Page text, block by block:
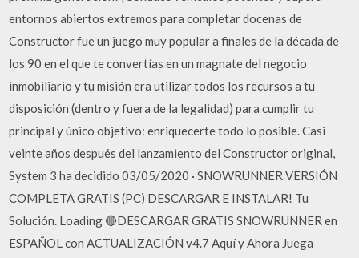
entornos abiertos extremos para completar docenas de
Constructor fue un juego muy popular a finales de la década de
los 90 en el que te convertías en un magnate del negocio
inmobiliario y tu misión era utilizar todos los recursos a tu
disposición (dentro y fuera de la legalidad) para cumplir tu
principal y único objetivo: enriquecerte todo lo posible. Casi
veinte años después del lanzamiento del Constructor original,
System 3 ha decidido 03/05/2020 · SNOWRUNNER VERSIÓN
COMPLETA GRATIS (PC) DESCARGAR E INSTALAR! Tu
Solución. Loading 🔴DESCARGAR GRATIS SNOWRUNNER en
ESPAÑOL con ACTUALIZACIÓN v4.7 Aquí y Ahora Juega